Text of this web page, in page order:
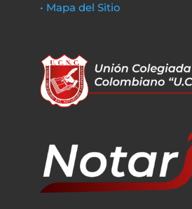
• Mapa del Sitio